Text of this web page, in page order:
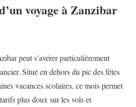
voyage à Zanzibar
peut s’avérer particulièrement
Situé en dehors du pic des fêtes
vacances scolaires, ce mois permet
plus doux sur les vols et